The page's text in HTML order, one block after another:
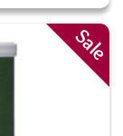
Sale